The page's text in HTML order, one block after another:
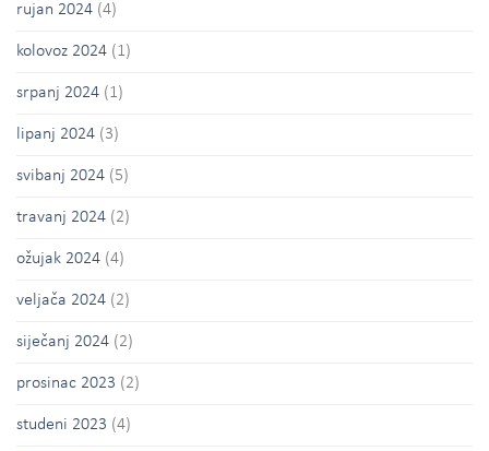
rujan 2024 (4)
kolovoz 2024 (1)
srpanj 2024 (1)
lipanj 2024 (3)
svibanj 2024 (5)
travanj 2024 (2)
ožujak 2024 (4)
veljača 2024 (2)
siječanj 2024 (2)
prosinac 2023 (2)
studeni 2023 (4)